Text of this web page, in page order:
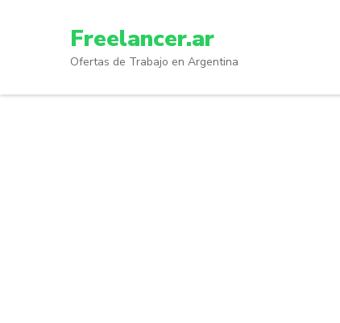
Enter)
Freelancer.ar
Ofertas de Trabajo en Argentina